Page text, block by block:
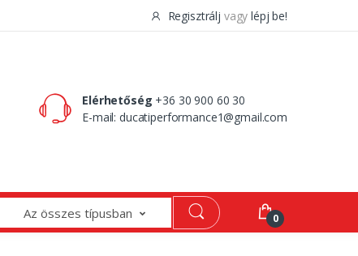
Regisztrálj vagy lépj be!
Elérhetőség +36 30 900 60 30
E-mail:ducatiperformance1@gmail.com
Az összes típusban 0